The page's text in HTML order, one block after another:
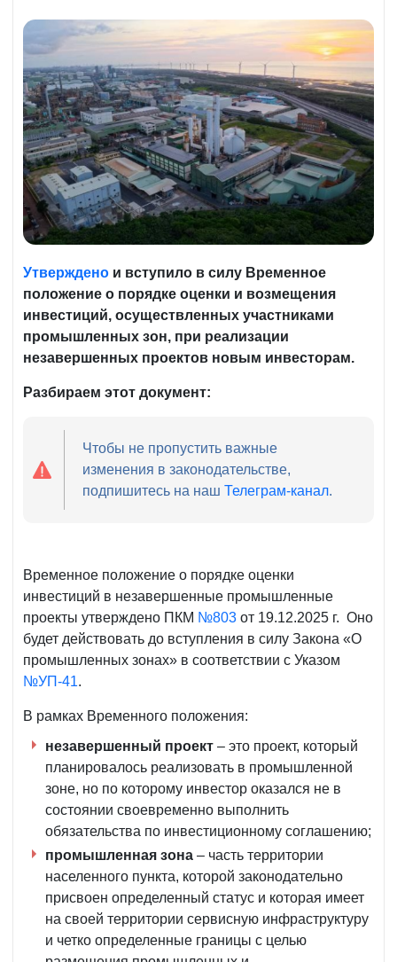
Утверждено и вступило в силу Временное
положение о порядке оценки и возмещения
инвестиций, осуществленных участниками
промышленных зон, при реализации
незавершенных проектов новым инвесторам.
Разбираем этот документ:
Чтобы не пропустить важные
изменения в законодательстве,
подпишитесь на нашТелеграм-канал.
Временное положение о порядке оценки
инвестиций в незавершенные промышленные
проекты утверждено ПКМ №803 от 19.12.2025 г. Оно
будет действовать до вступления в силу Закона «О
промышленных зонах» в соответствии с Указом
№УП-41.
В рамках Временного положения:
незавершенный проект – это проект, который
планировалось реализовать в промышленной
зоне, но по которому инвестор оказался не в
состоянии своевременно выполнить
обязательства по инвестиционному соглашению;
промышленная зона – часть территории
населенного пункта, которой законодательно
присвоен определенный статус и которая имеет
на своей территории сервисную инфраструктуру
и четко определенные границы с целью